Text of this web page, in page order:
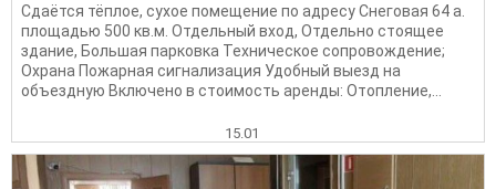
Сдаётся тёплое, сухое помещение по адресу Снеговая 64 а.
площадью 500 кв.м. Отдельный вход, Отдельно стоящее
здание, Большая парковка Техническое сопровождение;
Охрана Пожарная сигнализация Удобный выезд на
объездную Включено в стоимость аренды: Отопление,...
15.01